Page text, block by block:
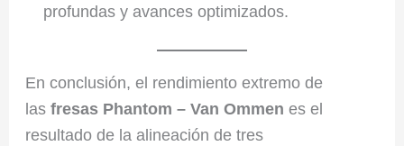
profundas y avances optimizados.
En conclusión, el rendimiento extremo de
las fresas Phantom – Van Ommen es el
resultado de la alineación de tres